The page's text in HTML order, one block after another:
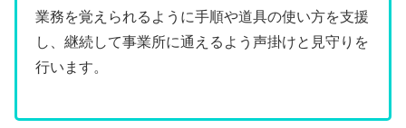
業務を覚えられるように手順や道具の使い方を支援
し、継続して事業所に通えるよう声掛けと見守りを
行います。